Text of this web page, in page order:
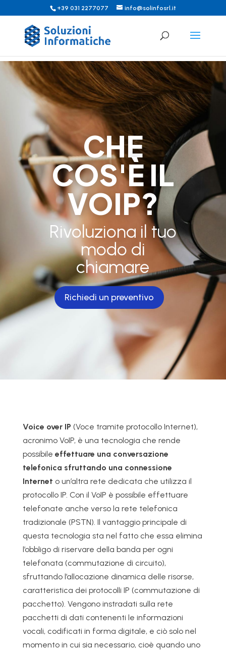
+39 031 2277077 info@solinfosrl.it
CHE
COS'È IL
VOIP?
Rivoluziona il tuo
modo di
chiamare
Richiedi un preventivo
Voice over IP (Voce tramite protocollo Internet),
acronimo VoIP, è una tecnologia che rende
possibile effettuare una conversazione
telefonica sfruttando una connessione
Internet o un’altra rete dedicata che utilizza il
protocollo IP. Con il VoIP è possibile effettuare
telefonate anche verso la rete telefonica
tradizionale (PSTN). Il vantaggio principale di
questa tecnologia sta nel fatto che essa elimina
l’obbligo di riservare della banda per ogni
telefonata (commutazione di circuito),
sfruttando l’allocazione dinamica delle risorse,
caratteristica dei protocolli IP (commutazione di
pacchetto). Vengono instradati sulla rete
pacchetti di dati contenenti le informazioni
vocali, codificati in forma digitale, e ciò solo nel
momento in cui sia necessario, cioè quando uno